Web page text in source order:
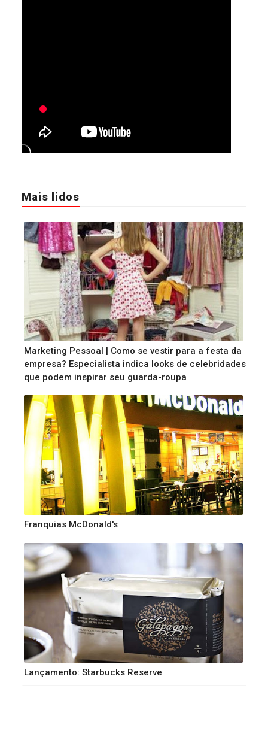
Mais lidos
Marketing Pessoal | Como se vestir para a festa da
empresa? Especialista indica looks de celebridades
que podem inspirar seu guarda-roupa
Franquias McDonald's
Lançamento: Starbucks Reserve